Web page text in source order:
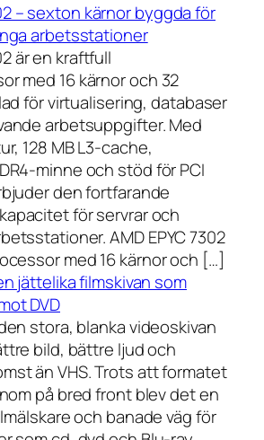
– sexton kärnor byggda för
arbetsstationer
är en kraftfull
med 16 kärnor och 32
för virtualisering, databaser
arbetsuppgifter. Med
128 MB L3-cache,
minne och stöd för PCI
den fortfarande
för servrar och
AMD EPYC 7302
med 16 kärnor och […]
jättelika filmskivan som
DVD
stora, blanka videoskivan
bild, bättre ljud och
än VHS. Trots att formatet
på bred front blev det en
och banade väg för